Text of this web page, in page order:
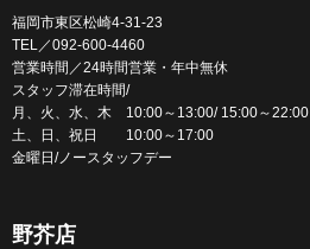
福岡市東区松崎4-31-23
TEL／092-600-4460
営業時間／24時間営業・年中無休
スタッフ滞在時間/
月、火、水、木 10:00～13:00/ 15:00～22:00
土、日、祝日 10:00～17:00
金曜日/ノースタッフデー
野芥店